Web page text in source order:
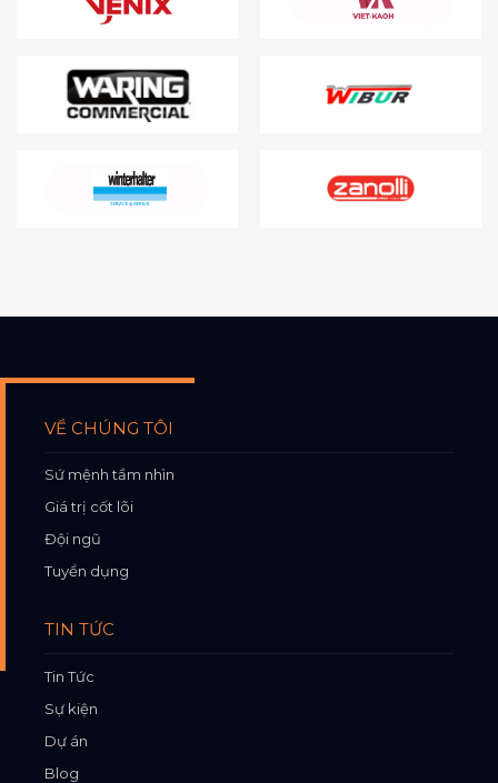
VỀ CHÚNG TÔI
Sứ mệnh tầm nhìn
Giá trị cốt lõi
Đội ngũ
Tuyển dụng
TIN TỨC
Tin Tức
Sự kiện
Dự án
Blog